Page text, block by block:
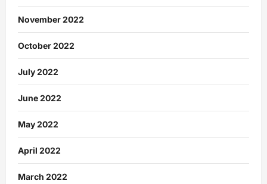
November 2022
October 2022
July 2022
June 2022
May 2022
April 2022
March 2022